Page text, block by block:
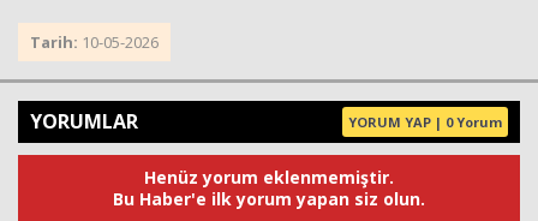
Tarih: 10-05-2026
YORUMLAR YORUM YAP | 0 Yorum
Henüz yorum eklenmemiştir.
Bu Haber'e ilk yorum yapan siz olun.